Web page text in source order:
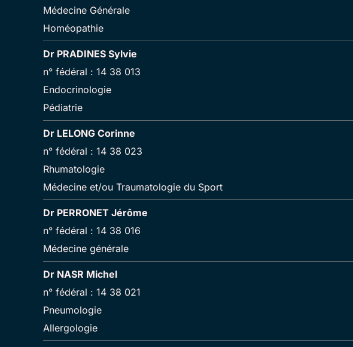
Médecine Générale
Homéopathie
Dr PRADINES Sylvie
n° fédéral : 14 38 013
Endocrinologie
Pédiatrie
Dr LELONG Corinne
n° fédéral : 14 38 023
Rhumatologie
Médecine et/ou Traumatologie du Sport
Dr PERRONET Jérôme
n° fédéral : 14 38 016
Médecine générale
Dr NASR Michel
n° fédéral : 14 38 021
Pneumologie
Allergologie